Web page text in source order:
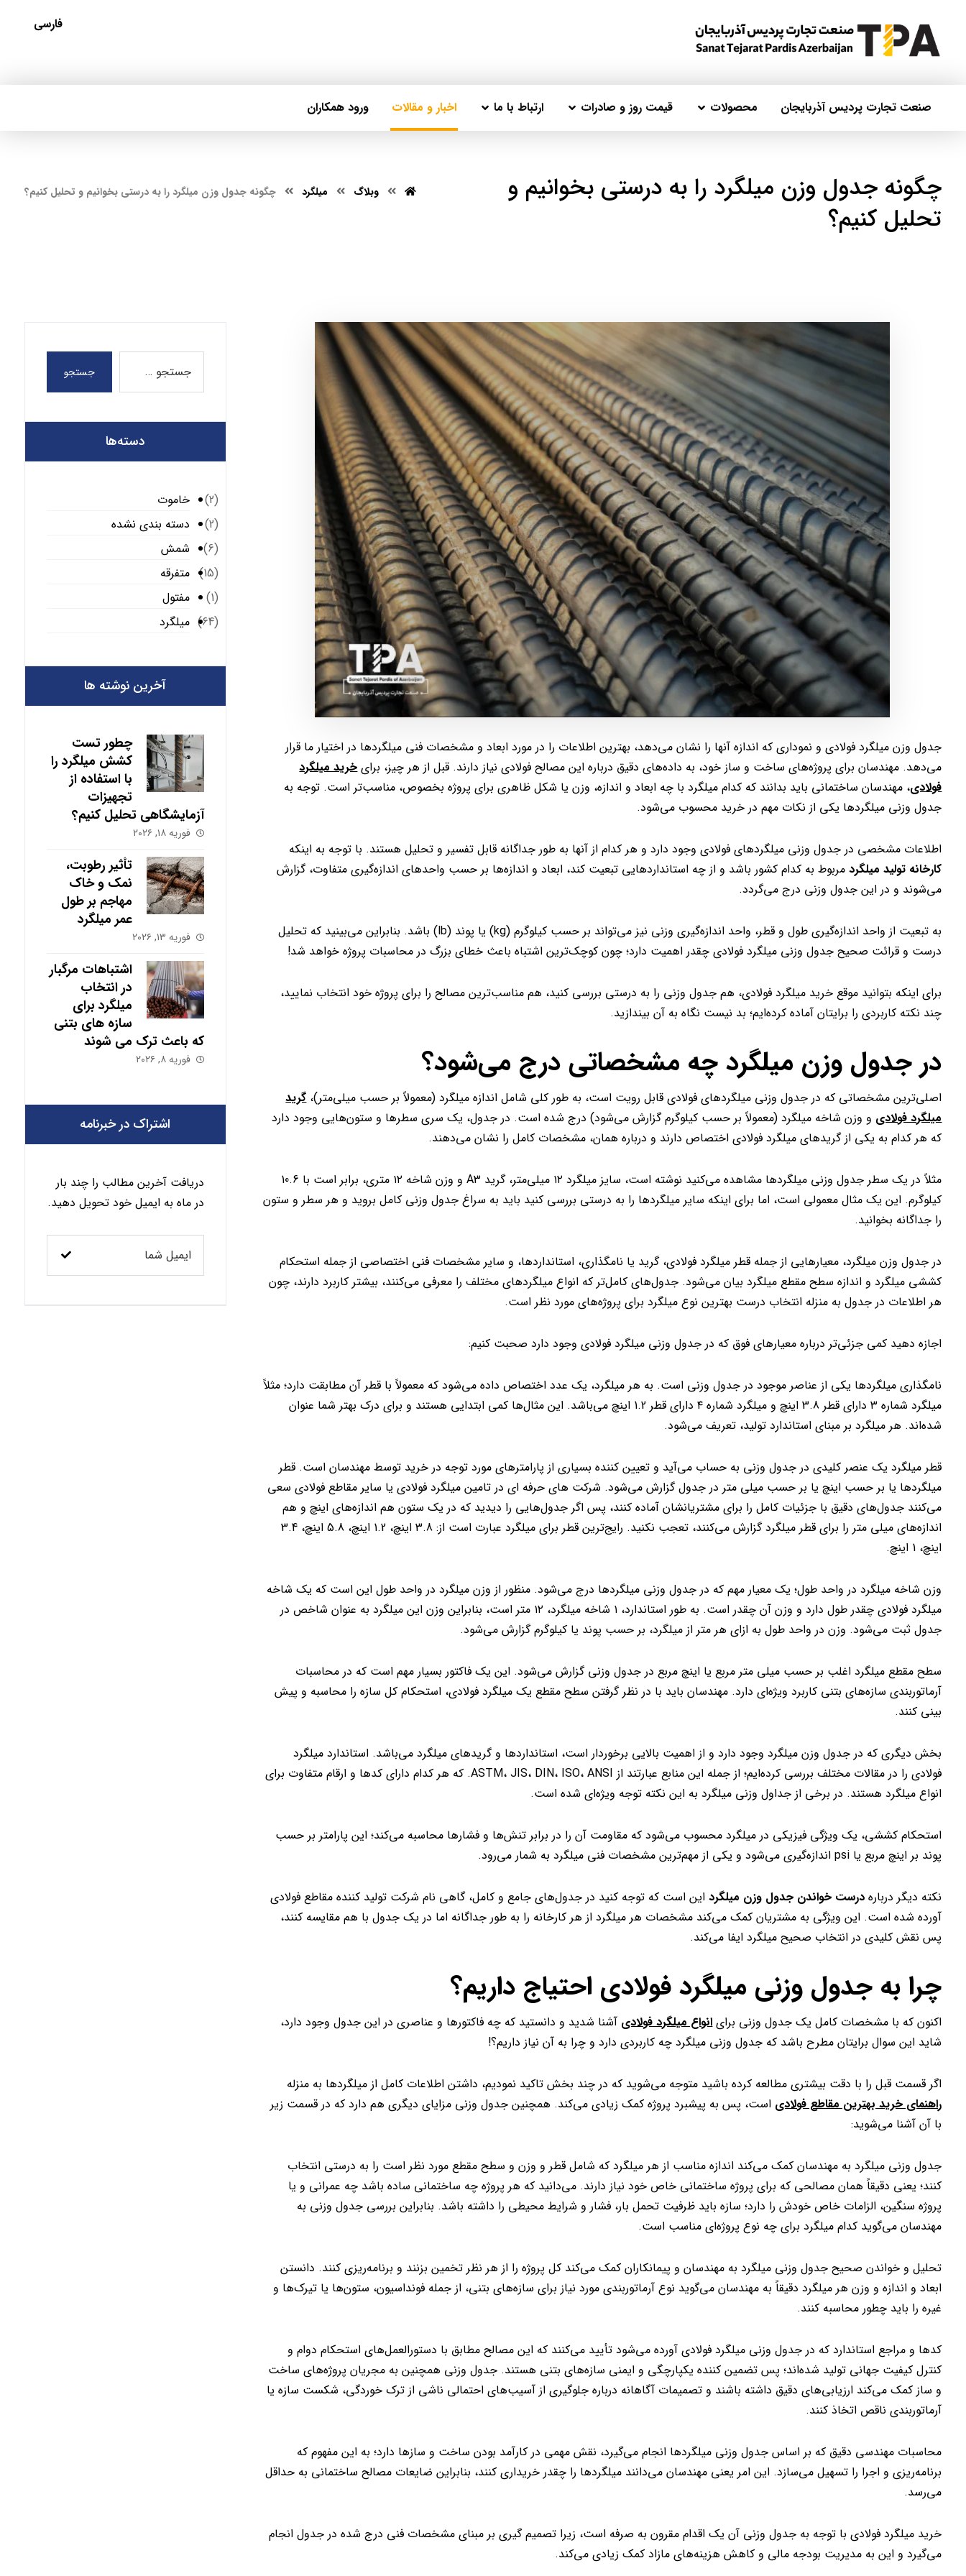
فارسی
صنعت تجارت پردیس آذربایجان محصولات قیمت روز و صادرات ارتباط با ما اخبار و مقالات ورود همکاران
چگونه جدول وزن میلگرد را به درستی بخوانیم و
تحلیل کنیم؟
وبلاگ میلگرد چگونه جدول وزن میلگرد را به درستی بخوانیم و تحلیل کنیم؟
جدول وزن میلگرد فولادی و نموداری که اندازه آنها را نشان می‌دهد، بهترین اطلاعات را در مورد ابعاد و مشخصات فنی میلگردها در اختیار ما قرار
می‌دهد. مهندسان برای پروژه‌های ساخت و ساز خود، به داده‌های دقیق درباره این مصالح فولادی نیاز دارند. قبل از هر چیز، برایخرید میلگرد
فولادی، مهندسان ساختمانی باید بدانند که کدام میلگرد با چه ابعاد و اندازه، وزن یا شکل ظاهری برای پروژه بخصوص، مناسب‌تر است. توجه به
جدول وزنی میلگردها یکی از نکات مهم در خرید محسوب می‌شود.
اطلاعات مشخصی در جدول وزنی میلگردهای فولادی وجود دارد و هر کدام از آنها به طور جداگانه قابل تفسیر و تحلیل هستند. با توجه به اینکه
کارخانه تولید میلگردمربوط به کدام کشور باشد و از چه استانداردهایی تبعیت کند، ابعاد و اندازه‌ها بر حسب واحدهای اندازه‌گیری متفاوت، گزارش
می‌شوند و در این جدول وزنی درج می‌گردد.
به تبعیت از واحد اندازه‌گیری طول و قطر، واحد اندازه‌گیری وزنی نیز می‌تواند بر حسب کیلوگرم (kg) یا پوند (lb) باشد. بنابراین می‌بینید که تحلیل
درست و قرائت صحیح جدول وزنی میلگرد فولادی چقدر اهمیت دارد؛ چون کوچک‌ترین اشتباه باعث خطای بزرگ در محاسبات پروژه خواهد شد!
برای اینکه بتوانید موقع خرید میلگرد فولادی، هم جدول وزنی را به درستی بررسی کنید، هم مناسب‌ترین مصالح را برای پروژه خود انتخاب نمایید،
چند نکته کاربردی را برایتان آماده کرده‌ایم؛ بد نیست نگاه به آن بیندازید.
در جدول وزن میلگرد چه مشخصاتی درج می‌شود؟
اصلی‌ترین مشخصاتی که در جدول وزنی میلگردهای فولادی قابل رویت است، به طور کلی شامل اندازه میلگرد (معمولاً بر حسب میلی‌متر)،گرید
میلگرد فولادی و وزن شاخه میلگرد (معمولاً بر حسب کیلوگرم گزارش می‌شود) درج شده است. در جدول، یک سری سطرها و ستون‌هایی وجود دارد
که هر کدام به یکی از گریدهای میلگرد فولادی اختصاص دارند و درباره همان، مشخصات کامل را نشان می‌دهند.
مثلاً در یک سطر جدول وزنی میلگردها مشاهده می‌کنید نوشته است، سایز میلگرد ۱۲ میلی‌متر، گرید A3 و وزن شاخه ۱۲ متری، برابر است با 10.6
کیلوگرم. این یک مثال معمولی است، اما برای اینکه سایر میلگردها را به درستی بررسی کنید باید به سراغ جدول وزنی کامل بروید و هر سطر و ستون
را جداگانه بخوانید.
در جدول وزن میلگرد، معیارهایی از جمله قطر میلگرد فولادی، گرید یا نامگذاری، استانداردها، و سایر مشخصات فنی اختصاصی از جمله استحکام
کششی میلگرد و اندازه سطح مقطع میلگرد بیان می‌شود. جدول‌های کامل‌تر که انواع میلگردهای مختلف را معرفی می‌کنند، بیشتر کاربرد دارند، چون
هر اطلاعات در جدول به منزله انتخاب درست بهترین نوع میلگرد برای پروژه‌های مورد نظر است.
اجازه دهید کمی جزئی‌تر درباره معیارهای فوق که در جدول وزنی میلگرد فولادی وجود دارد صحبت کنیم:
نامگذاری میلگردها یکی از عناصر موجود در جدول وزنی است. به هر میلگرد، یک عدد اختصاص داده می‌شود که معمولاً با قطر آن مطابقت دارد؛ مثلاً
میلگرد شماره ۳ دارای قطر 3.8 اینچ و میلگرد شماره ۴ دارای قطر 1.2 اینچ می‌باشد. این مثال‌ها کمی ابتدایی هستند و برای درک بهتر شما عنوان
شده‌اند. هر میلگرد بر مبنای استاندارد تولید، تعریف می‌شود.
قطر میلگرد یک عنصر کلیدی در جدول وزنی به حساب می‌آید و تعیین کننده بسیاری از پارامترهای مورد توجه در خرید توسط مهندسان است. قطر
میلگردها یا بر حسب اینچ یا بر حسب میلی متر در جدول گزارش می‌شود. شرکت ‌های حرفه ‌ای در تامین میلگرد فولادی یا سایر مقاطع فولادی سعی
می‌کنند جدول‌های دقیق با جزئیات کامل را برای مشتریانشان آماده کنند، پس اگر جدول‌هایی را دیدید که در یک ستون هم اندازه‌های اینچ و هم
اندازه‌های میلی متر را برای قطر میلگرد گزارش می‌کنند، تعجب نکنید. رایج‌ترین قطر برای میلگرد عبارت است از: 3.8 اینچ، 1.2 اینچ، 5.8 اینچ، 3.4
اینچ، 1 اینچ.
وزن شاخه میلگرد در واحد طول؛ یک معیار مهم که در جدول وزنی میلگردها درج می‌شود. منظور از وزن میلگرد در واحد طول این است که یک شاخه
میلگرد فولادی چقدر طول دارد و وزن آن چقدر است. به طور استاندارد، ۱ شاخه میلگرد، ۱۲ متر است، بنابراین وزن این میلگرد به عنوان شاخص در
جدول ثبت می‌شود. وزن در واحد طول به ازای هر متر از میلگرد، بر حسب پوند یا کیلوگرم گزارش می‌شود.
سطح مقطع میلگرد اغلب بر حسب میلی متر مربع یا اینچ مربع در جدول وزنی گزارش می‌شود. این یک فاکتور بسیار مهم است که در محاسبات
آرماتوربندی سازه‌های بتنی کاربرد ویژه‌ای دارد. مهندسان باید با در نظر گرفتن سطح مقطع یک میلگرد فولادی، استحکام کل سازه را محاسبه و پیش
بینی کنند.
بخش دیگری که در جدول وزن میلگرد وجود دارد و از اهمیت بالایی برخوردار است، استانداردها و گریدهای میلگرد می‌باشد. استاندارد میلگرد
فولادی را در مقالات مختلف بررسی کرده‌ایم؛ از جمله این منابع عبارتند از ASTM، JIS، DIN، ISO، ANSI. که هر کدام دارای کدها و ارقام متفاوت برای
انواع میلگرد هستند. در برخی از جداول وزنی میلگرد به این نکته توجه ویژه‌ای شده است.
استحکام کششی، یک ویژگی فیزیکی در میلگرد محسوب می‌شود که مقاومت آن را در برابر تنش‌ها و فشارها محاسبه می‌کند؛ این پارامتر بر حسب
پوند بر اینچ مربع یا psi اندازه‌گیری می‌شود و یکی از مهم‌ترین مشخصات فنی میلگرد به شمار می‌رود.
نکته دیگر درباره درست خواندن جدول وزن میلگرداین است که توجه کنید در جدول‌های جامع و کامل، گاهی نام شرکت تولید کننده مقاطع فولادی
آورده شده است. این ویژگی به مشتریان کمک می‌کند مشخصات هر میلگرد از هر کارخانه را به طور جداگانه اما در یک جدول با هم مقایسه کنند،
پس نقش کلیدی در انتخاب صحیح میلگرد ایفا می‌کند.
چرا به جدول وزنی میلگرد فولادی احتیاج داریم؟
اکنون که با مشخصات کامل یک جدول وزنی برایانواع میلگرد فولادی آشنا شدید و دانستید که چه فاکتورها و عناصری در این جدول وجود دارد،
شاید این سوال برایتان مطرح باشد که جدول وزنی میلگرد چه کاربردی دارد و چرا به آن نیاز داریم؟!
اگر قسمت قبل را با دقت بیشتری مطالعه کرده باشید متوجه می‌شوید که در چند بخش تاکید نمودیم، داشتن اطلاعات کامل از میلگردها به منزله
راهنمای خرید بهترین مقاطع فولادی است، پس به پیشبرد پروژه کمک زیادی می‌کند. همچنین جدول وزنی مزایای دیگری هم دارد که در قسمت زیر
با آن آشنا می‌شوید:
جدول وزنی میلگرد به مهندسان کمک می‌کند اندازه مناسب از هر میلگرد که شامل قطر و وزن و سطح مقطع مورد نظر است را به درستی انتخاب
کنند؛ یعنی دقیقاً همان مصالحی که برای پروژه ساختمانی خاص خود نیاز دارند. می‌دانید که هر پروژه چه ساختمانی ساده باشد چه عمرانی و یا
پروژه سنگین، الزامات خاص خودش را دارد؛ سازه باید ظرفیت تحمل بار، فشار و شرایط محیطی را داشته باشد. بنابراین بررسی جدول وزنی به
مهندسان می‌گوید کدام میلگرد برای چه نوع پروژه‌ای مناسب است.
تحلیل و خواندن صحیح جدول وزنی میلگرد به مهندسان و پیمانکاران کمک می‌کند کل پروژه را از هر نظر تخمین بزنند و برنامه‌ریزی کنند. دانستن
ابعاد و اندازه و وزن هر میلگرد دقیقاً به مهندسان می‌گوید نوع آرماتوربندی مورد نیاز برای سازه‌های بتنی، از جمله فونداسیون، ستون‌ها یا تیرک‌ها و
غیره را باید چطور محاسبه کنند.
کدها و مراجع استاندارد که در جدول وزنی میلگرد فولادی آورده می‌شود تأیید می‌کنند که این مصالح مطابق با دستورالعمل‌های استحکام دوام و
کنترل کیفیت جهانی تولید شده‌اند؛ پس تضمین کننده یکپارچگی و ایمنی سازه‌های بتنی هستند. جدول وزنی همچنین به مجریان پروژه‌های ساخت
و ساز کمک می‌کند ارزیابی‌های دقیق داشته باشند و تصمیمات آگاهانه درباره جلوگیری از آسیب‌های احتمالی ناشی از ترک خوردگی، شکست سازه یا
آرماتوربندی ناقص اتخاذ کنند.
محاسبات مهندسی دقیق که بر اساس جدول وزنی میلگردها انجام می‌گیرد، نقش مهمی در کارآمد بودن ساخت و سازها دارد؛ به این مفهوم که
برنامه‌ریزی و اجرا را تسهیل می‌سازد. این امر یعنی مهندسان می‌دانند میلگردها را چقدر خریداری کنند، بنابراین ضایعات مصالح ساختمانی به حداقل
می‌رسد.
خرید میلگرد فولادی با توجه به جدول وزنی آن یک اقدام مقرون به صرفه است، زیرا تصمیم گیری بر مبنای مشخصات فنی درج شده در جدول انجام
می‌گیرد و این به مدیریت بودجه مالی و کاهش هزینه‌های مازاد کمک زیادی می‌کند.
جستجو
دسته‌ها
خاموت
(2)
دسته بندی نشده
(2)
شمش
(6)
متفرقه
(15)
مفتول
(1)
میلگرد
(64)
آخرین نوشته ها
چطور تست
کشش میلگرد را
با استفاده از
تجهیزات
آزمایشگاهی تحلیل کنیم؟
فوریه ۱۸, ۲۰۲۶
تأثیر رطوبت،
نمک و خاک
مهاجم بر طول
عمر میلگرد
فوریه ۱۳, ۲۰۲۶
اشتباهات مرگبار
در انتخاب
میلگرد برای
سازه های بتنی
که باعث ترک می شوند
فوریه ۸, ۲۰۲۶
اشتراک در خبرنامه
دریافت آخرین مطالب را چند بار
در ماه به ایمیل خود تحویل دهید.